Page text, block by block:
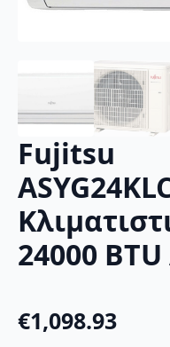
Fujitsu
24000
€1,098.93